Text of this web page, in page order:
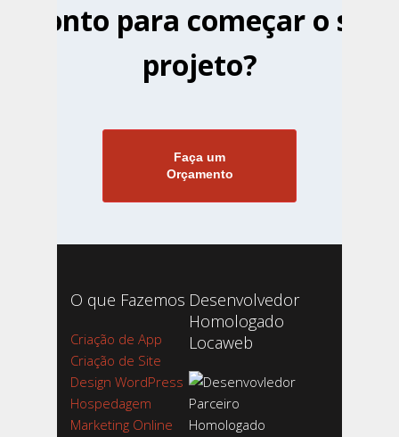
Pronto para começar o seu
projeto?
Faça um
Orçamento
O que Fazemos
Criação de App
Criação de Site
Design WordPress
Hospedagem
Marketing Online
Desenvolvedor
Homologado
Locaweb